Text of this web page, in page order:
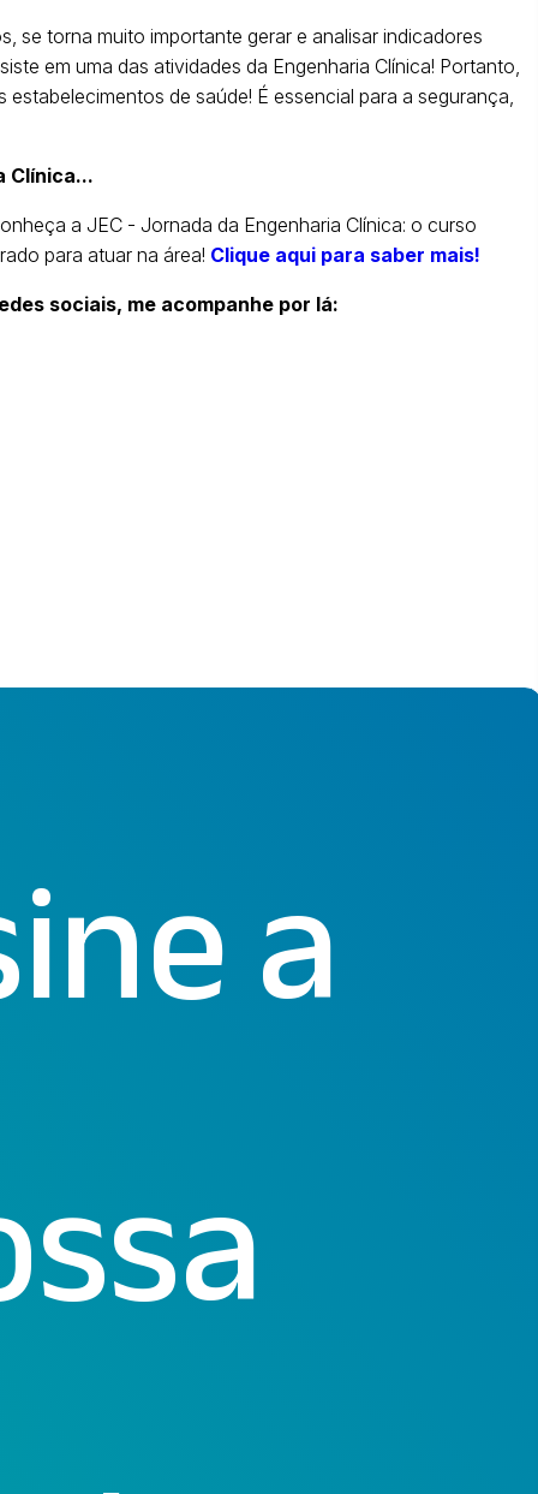
se torna muito importante gerar e analisar indicadores
em uma das atividades da Engenharia Clínica! Portanto,
de saúde! É essencial para a segurança,
Clínica...
a JEC - Jornada da Engenharia Clínica: o curso
para atuar na área! Clique aqui para saber mais!
sociais, me acompanhe por lá:
a